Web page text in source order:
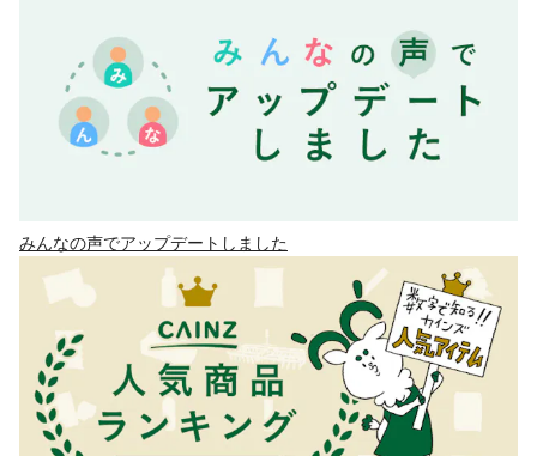
みんなの声でアップデートしました